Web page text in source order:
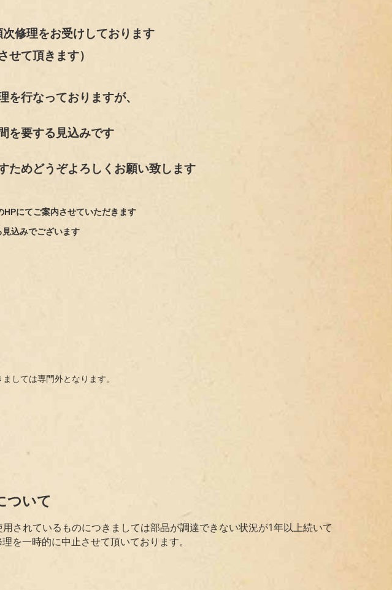
修理をお受けしております
せて頂きます）
を行なっておりますが、
を要する見込みです
ためどうぞよろしくお願い致します
にてご案内させていただきます
込みでございます
しては専門外となります。
ついて
されているものにつきましては部品が調達できない状況が1年以上続いて
を一時的に中止させて頂いております。